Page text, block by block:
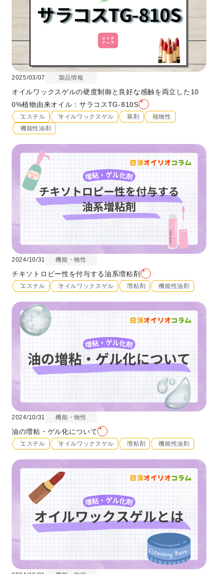
2025/03/07 製品情報
オイルワックスゲルの硬度制御と良好な感触を両立した10
0%植物由来オイル：サラコスTG-810S
エステル オイルワックスゲル 基剤
植物性
機能性油剤
2024/10/31 機能・物性
チキソトロピー性を付与する油系増粘剤
エステル オイルワックスゲル 増粘剤 機能性油剤
2024/10/31 機能・物性
油の増粘・ゲル化について
エステル オイルワックスゲル 増粘剤 機能性油剤